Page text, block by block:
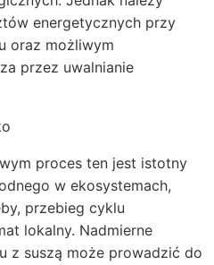
energetycznych przy
oraz możliwym
przez uwalnianie
proces ten jest istotny
w ekosystemach,
przebieg cyklu
lokalny. Nadmierne
z suszą może prowadzić do